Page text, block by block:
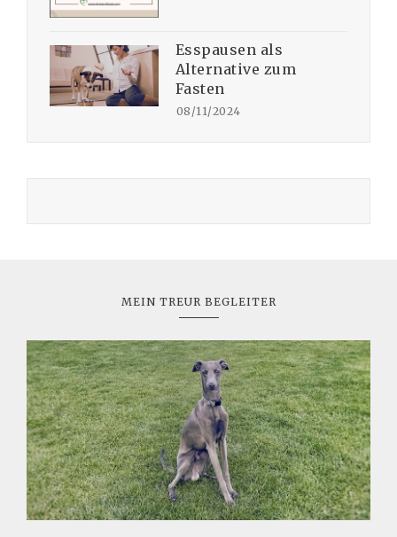
Esspausen als
Alternative zum
Fasten
08/11/2024
MEIN TREUR BEGLEITER